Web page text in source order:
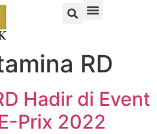
RD
Hadir di Event
Prix 2022